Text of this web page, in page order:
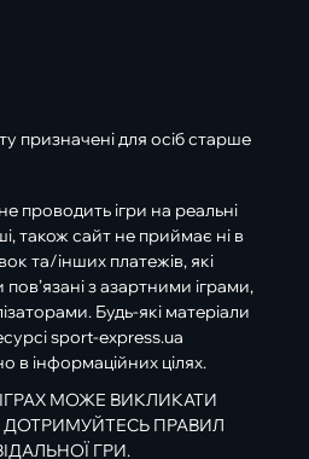
призначені для осіб старше
проводить ігри на реальні
також сайт не приймає ні в
та/інших платежів, які
з азартними іграми,
Будь-які матеріали
sport-express.ua
в інформаційних цілях.
МОЖЕ ВИКЛИКАТИ
ДОТРИМУЙТЕСЬ ПРАВИЛ
ГРИ.